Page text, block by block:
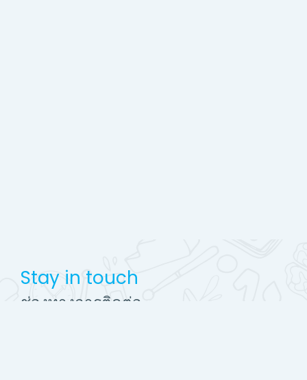
Stay in touch
ช่องทางการติดต่อ